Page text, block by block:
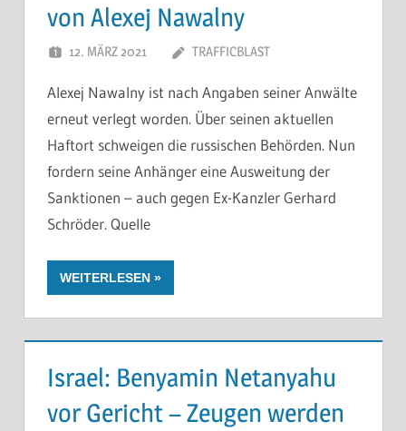
von Alexej Nawalny
12. MÄRZ 2021 TRAFFICBLAST
Alexej Nawalny ist nach Angaben seiner Anwälte
erneut verlegt worden. Über seinen aktuellen
Haftort schweigen die russischen Behörden. Nun
fordern seine Anhänger eine Ausweitung der
Sanktionen – auch gegen Ex-Kanzler Gerhard
Schröder. Quelle
WEITERLESEN
Israel: Benyamin Netanyahu
vor Gericht – Zeugen werden